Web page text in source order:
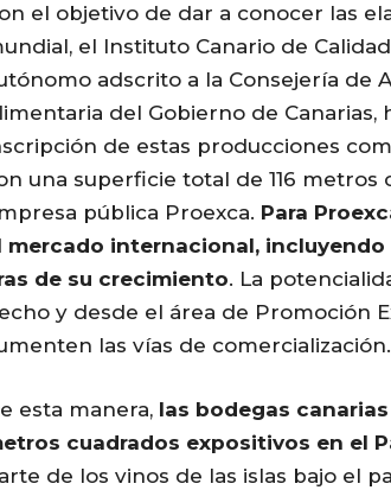
el objetivo de dar a conocer las
el Instituto Canario de
adscrito a la Consejería de
del Gobierno de
de estas producciones
una superficie total de 116 metros
pública Proexca. Para
mercado internacional,
de su crecimiento. La
y desde el área de Promoción
las vías de comercialización.
esta manera, las bodegas
cuadrados expositivos en el
de los vinos de las islas bajo el